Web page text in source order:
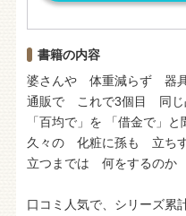
書籍の内容
婆さんや 体重減らず 器
通販で これで3個目 同じ
「百均で」を 「借金で」
久々の 化粧
立つまでは 何をするのか
口コミ人気で、シリーズ累